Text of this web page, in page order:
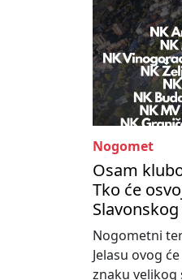
Nogomet
Osam
Tko će
Nogometni
Jelasu ovog
znaku velikog